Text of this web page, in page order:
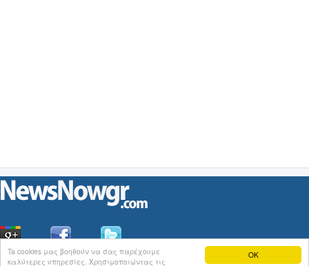
OK
Ta cookies μας βοηθούν να σας παρέχουμε
καλύτερες υπηρεσίες. Χρησιμοποιώντας τις